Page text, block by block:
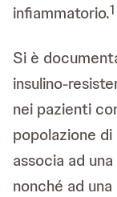
infiammatorio.1
Si è
insulino-
nei pazienti
popolazione
associa ad
nonché ad